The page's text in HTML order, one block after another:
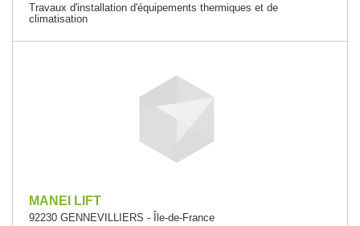
Travaux d'installation d'équipements thermiques et de
climatisation
MANEI LIFT
92230 GENNEVILLIERS - Île-de-France